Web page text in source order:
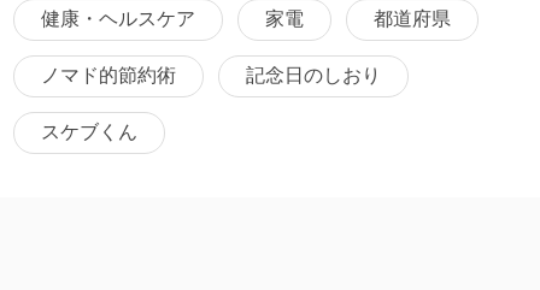
健康・ヘルスケア 家電 都道府県
ノマド的節約術 記念日のしおり
スケブくん